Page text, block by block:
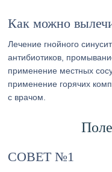
Как можно
Лечение гнойного
антибиотиков,
применение местных
применение горячих
с врачом.
СОВЕТ №1